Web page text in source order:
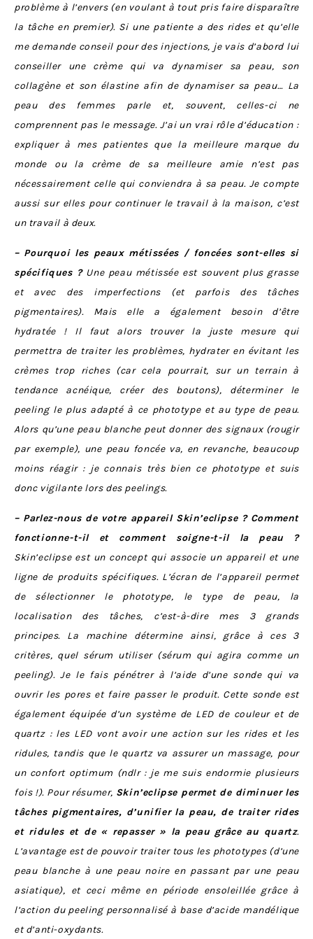
problème à l’envers (en voulant à tout pris faire disparaître
la tâche en premier). Si une patiente a des rides et qu’elle
me demande conseil pour des injections, je vais d’abord lui
conseiller une crème qui va dynamiser sa peau, son
collagène et son élastine afin de dynamiser sa peau… La
peau des femmes parle et, souvent, celles-ci ne
comprennent pas le message. J’ai un vrai rôle d’éducation :
expliquer à mes patientes que la meilleure marque du
monde ou la crème de sa meilleure amie n’est pas
nécessairement celle qui conviendra à sa peau. Je compte
aussi sur elles pour continuer le travail à la maison, c’est
un travail à deux.
– Pourquoi les peaux métissées / foncées sont-elles si
spécifiques ?Une peau métissée est souvent plus grasse
et avec des imperfections (et parfois des tâches
pigmentaires). Mais elle a également besoin d’être
hydratée ! Il faut alors trouver la juste mesure qui
permettra de traiter les problèmes, hydrater en évitant les
crèmes trop riches (car cela pourrait, sur un terrain à
tendance acnéique, créer des boutons), déterminer le
peeling le plus adapté à ce phototype et au type de peau.
Alors qu’une peau blanche peut donner des signaux (rougir
par exemple), une peau foncée va, en revanche, beaucoup
moins réagir : je connais très bien ce phototype et suis
donc vigilante lors des peelings.
– Parlez-nous de votre appareil Skin’eclipse ? Comment
fonctionne-t-il et comment soigne-t-il la peau ?
Skin’eclipse est un concept qui associe un appareil et une
ligne de produits spécifiques. L’écran de l’appareil permet
de sélectionner le phototype, le type de peau, la
localisation des tâches, c’est-à-dire mes 3 grands
principes. La machine détermine ainsi, grâce à ces 3
critères, quel sérum utiliser (sérum qui agira comme un
peeling). Je le fais pénétrer à l’aide d’une sonde qui va
ouvrir les pores et faire passer le produit. Cette sonde est
également équipée d’un système de LED de couleur et de
quartz : les LED vont avoir une action sur les rides et les
ridules, tandis que le quartz va assurer un massage, pour
un confort optimum (ndlr : je me suis endormie plusieurs
fois !). Pour résumer, Skin’eclipse permet de diminuer les
tâches pigmentaires, d’unifier la peau, de traiter rides
et ridules et de « repasser » la peau grâce au quartz.
L’avantage est de pouvoir traiter tous les phototypes (d’une
peau blanche à une peau noire en passant par une peau
asiatique), et ceci même en période ensoleillée grâce à
l’action du peeling personnalisé à base d’acide mandélique
et d’anti-oxydants.